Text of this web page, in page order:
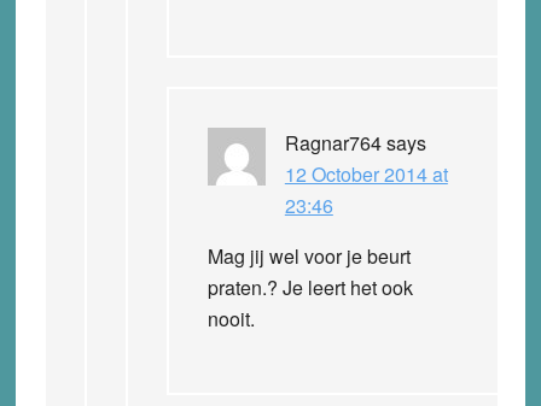
Ragnar764says
12 October 2014 at
23:46
Mag jij wel voor je beurt
praten.? Je leert het ook
nooit.